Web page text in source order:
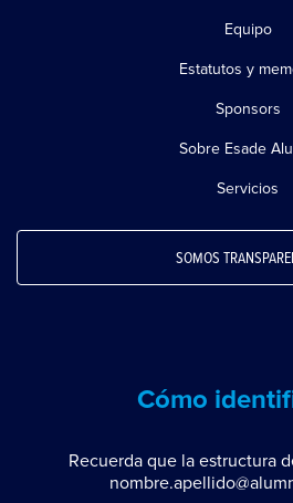
Equipo
Estatutos y
Sponsors
Sobre Esade
Servicios
SOMOS
Cómo
Recuerda que la estructura